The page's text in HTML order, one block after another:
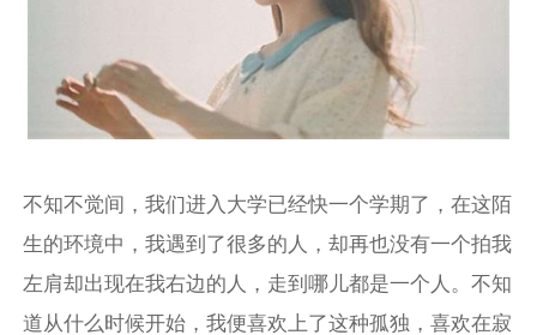
不知不觉间，我们进入大学已经快一个学期了，在这陌
生的环境中，我遇到了很多的人，却再也没有一个拍我
左肩却出现在我右边的人，走到哪儿都是一个人。不知
道从什么时候开始，我便喜欢上了这种孤独，喜欢在寂